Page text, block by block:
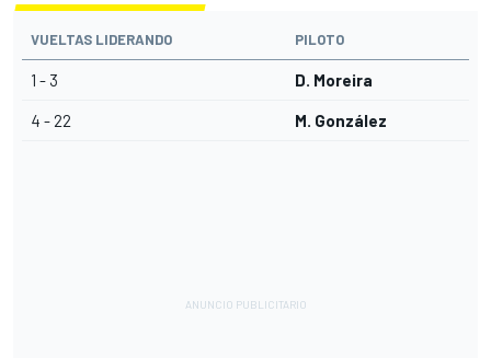
VUELTAS LIDERANDO PILOTO
1 - 3 D. Moreira
4 - 22 M. González